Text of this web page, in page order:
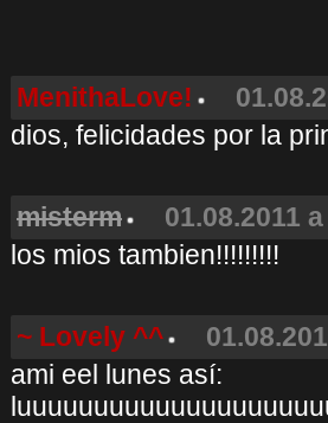
MenithaLove!
dios, felicidades por la
misterm
01.08.2011
los mios tambien!!!!!!!!!
~ Lovely ^^
ami eel lunes así: